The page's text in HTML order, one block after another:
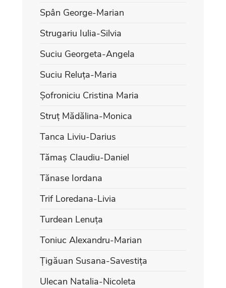
Spân George-Marian
Strugariu Iulia-Silvia
Suciu Georgeta-Angela
Suciu Reluța-Maria
Șofroniciu Cristina Maria
Struț Mădălina-Monica
Tanca Liviu-Darius
Tămaș Claudiu-Daniel
Tănase Iordana
Trif Loredana-Livia
Turdean Lenuța
Toniuc Alexandru-Marian
Țigăuan Susana-Savestița
Ulecan Natalia-Nicoleta